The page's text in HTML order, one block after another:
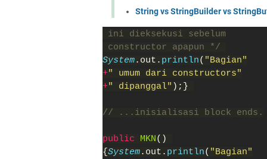
String vs StringBuilder vs
ini dieksekusi sebelum
constructor apapun */
System.out. println( "Bagian"
+" umum dari constructors"
+" dipanggal" );}
// ...inisialisasi block ends.
public MKN()
{System.out. println( "Bagian"